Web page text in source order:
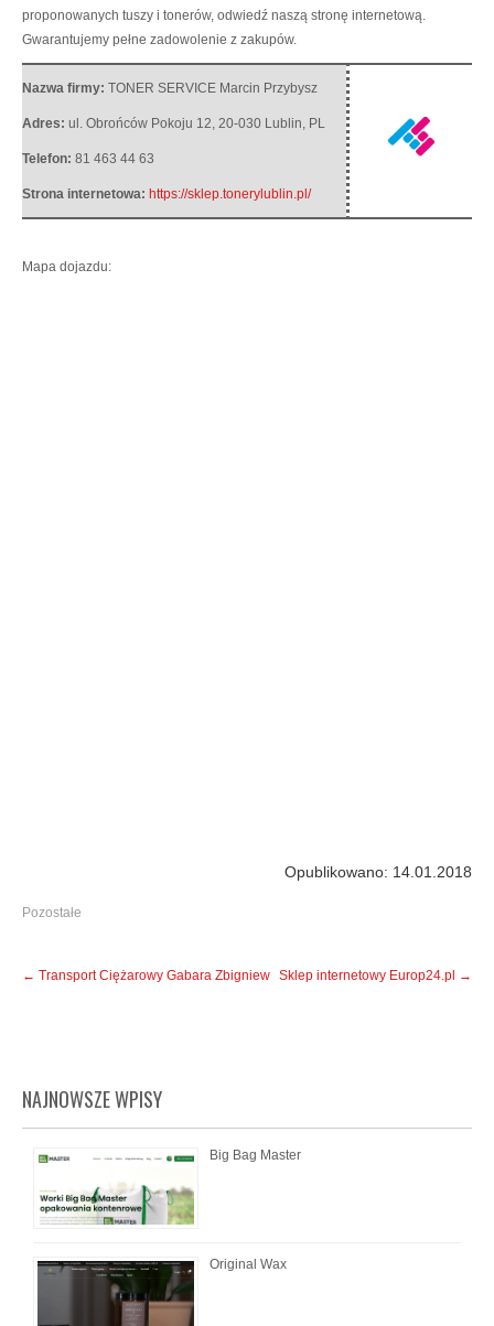
proponowanych tuszy i tonerów, odwiedź naszą stronę internetową.
Gwarantujemy pełne zadowolenie z zakupów.
Nazwa firmy: TONER SERVICE Marcin Przybysz
Adres: ul. Obrońców Pokoju 12 20-030 Lublin PL
Telefon: 81 463 44 63
Strona internetowa: https://sklep.tonerylublin.pl/
Mapa dojazdu:
Opublikowano: 14.01.2018
Pozostałe
navigation
← Transport Ciężarowy Gabara Zbigniew Sklep internetowy Europ24.pl →
NAJNOWSZE WPISY
Big Bag Master
Original Wax